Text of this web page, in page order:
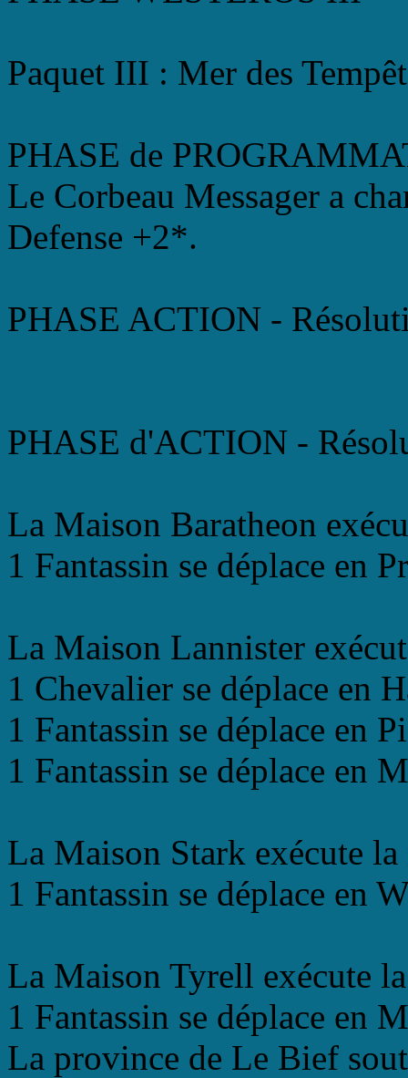
Paquet III : Mer des
PHASE de
Le Corbeau Messager a
Defense +2*.
PHASE ACTION -
PHASE d'ACTION -
La Maison Baratheon
1 Fantassin se déplace en
La Maison Lannister
1 Chevalier se déplace en
1 Fantassin se déplace en
1 Fantassin se déplace en
La Maison Stark exécute la
1 Fantassin se déplace en
La Maison Tyrell exécute
1 Fantassin se déplace en
La province de Le Bief